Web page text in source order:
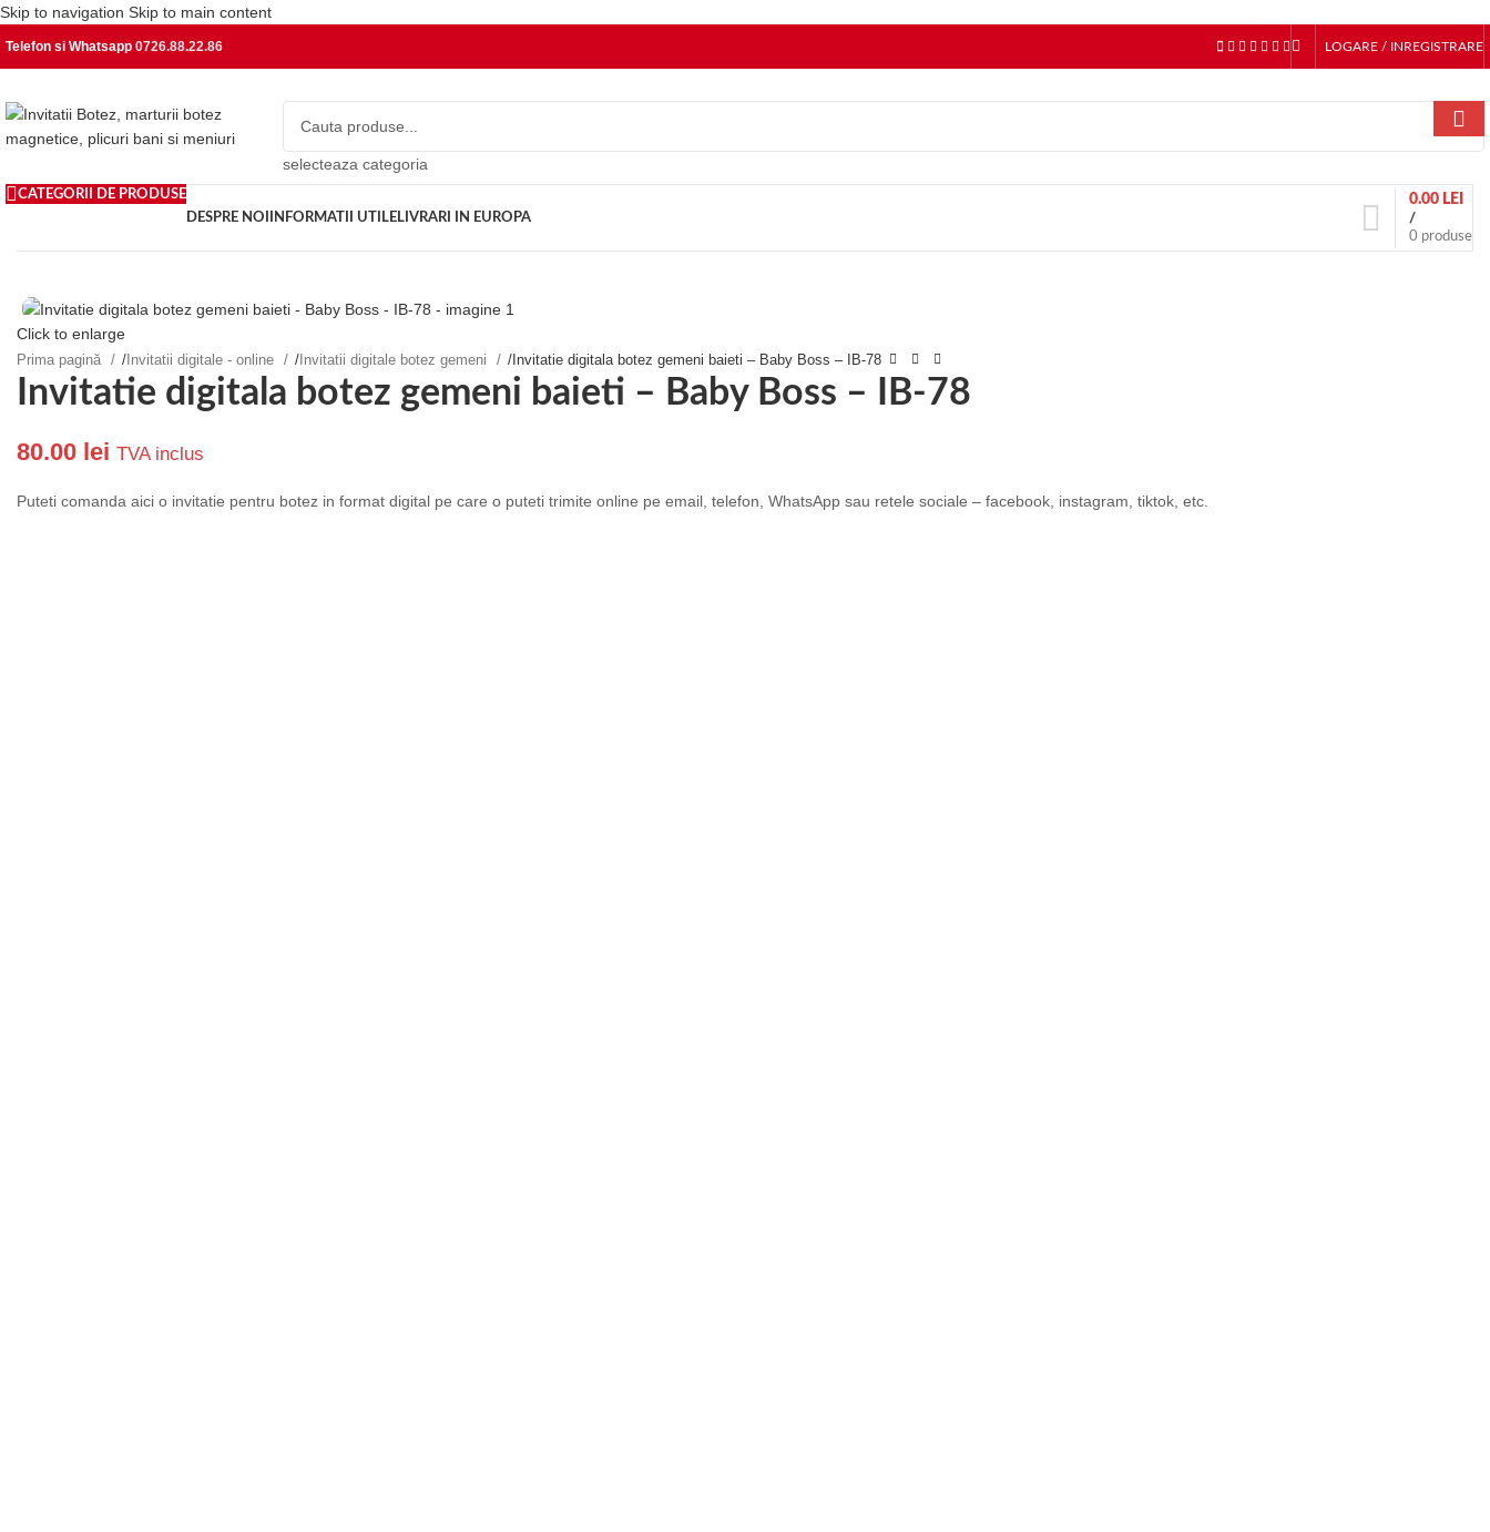
Skip to navigation Skip to main content
Telefon si Whatsapp 0726.88.22.86 LOGARE / INREGISTRARE
selecteaza categoria
CATEGORII DE PRODUSE
DESPRE NOI
INFORMATII UTILELIVRARI IN EUROPA
0 produse
/
0.00 LEI
Click to enlarge
Prima pagină / Invitatii digitale - online / Invitatii digitale botez gemeni / Invitatie digitala botez gemeni baieti – Baby Boss – IB-78
Invitatie digitala botez gemeni baieti – Baby Boss – IB-78
80.00 lei TVA inclus
Puteti comanda aici o invitatie pentru botez in format digital pe care o puteti trimite online pe email, telefon, WhatsApp sau retele sociale – facebook, instagram, tiktok, etc.